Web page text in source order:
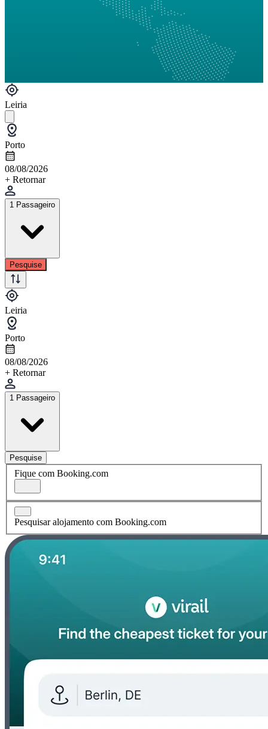
Leiria
Porto
08/08/2026
+ Retornar
1 Passageiro
Pesquise
Leiria
Porto
08/08/2026
+ Retornar
1 Passageiro
Pesquise
Fique com Booking.com
Pesquisar alojamento com Booking.com